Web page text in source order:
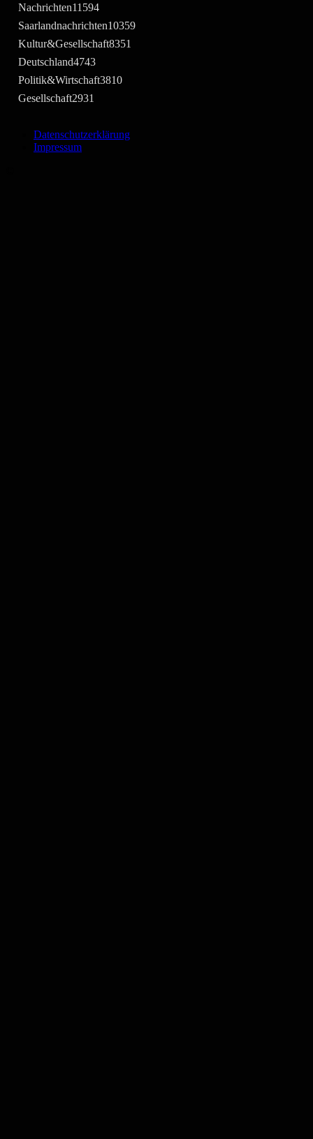
Nachrichten11594
Saarlandnachrichten10359
Kultur&Gesellschaft8351
Deutschland4743
Politik&Wirtschaft3810
Gesellschaft2931
Datenschutzerklärung
Impressum